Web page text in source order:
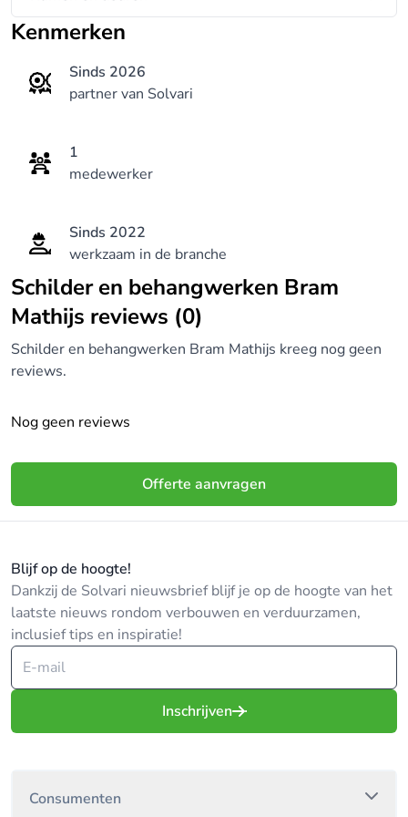
Kenmerken
Sinds 2026
partner van Solvari
1
medewerker
Sinds 2022
werkzaam in de branche
Schilder en behangwerken Bram
Mathijs reviews (0)
Schilder en behangwerken Bram Mathijs kreeg nog geen
reviews.
Nog geen reviews
Offerte aanvragen
Blijf op de hoogte!
Dankzij de Solvari nieuwsbrief blijf je op de hoogte van het
laatste nieuws rondom verbouwen en verduurzamen,
inclusief tips en inspiratie!
Inschrijven
Consumenten